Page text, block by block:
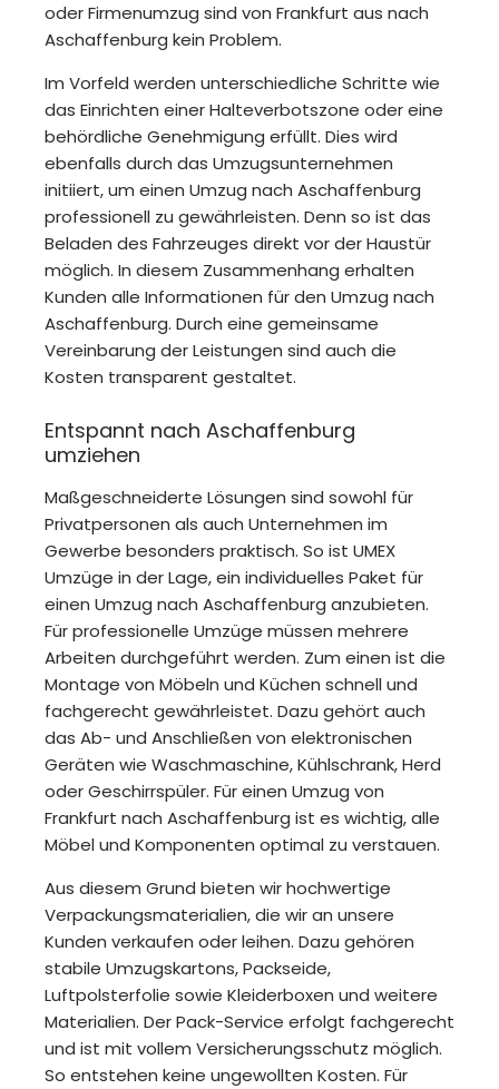
oder Firmenumzug sind von Frankfurt aus nach
Aschaffenburg kein Problem.
Im Vorfeld werden unterschiedliche Schritte wie
das Einrichten einer Halteverbotszone oder eine
behördliche Genehmigung erfüllt. Dies wird
ebenfalls durch das Umzugsunternehmen
initiiert, um einen Umzug nach Aschaffenburg
professionell zu gewährleisten. Denn so ist das
Beladen des Fahrzeuges direkt vor der Haustür
möglich. In diesem Zusammenhang erhalten
Kunden alle Informationen für den Umzug nach
Aschaffenburg. Durch eine gemeinsame
Vereinbarung der Leistungen sind auch die
Kosten transparent gestaltet.
Entspannt nach Aschaffenburg
umziehen
Maßgeschneiderte Lösungen sind sowohl für
Privatpersonen als auch Unternehmen im
Gewerbe besonders praktisch. So ist UMEX
Umzüge in der Lage, ein individuelles Paket für
einen Umzug nach Aschaffenburg anzubieten.
Für professionelle Umzüge müssen mehrere
Arbeiten durchgeführt werden. Zum einen ist die
Montage von Möbeln und Küchen schnell und
fachgerecht gewährleistet. Dazu gehört auch
das Ab- und Anschließen von elektronischen
Geräten wie Waschmaschine, Kühlschrank, Herd
oder Geschirrspüler. Für einen Umzug von
Frankfurt nach Aschaffenburg ist es wichtig, alle
Möbel und Komponenten optimal zu verstauen.
Aus diesem Grund bieten wir hochwertige
Verpackungsmaterialien, die wir an unsere
Kunden verkaufen oder leihen. Dazu gehören
stabile Umzugskartons, Packseide,
Luftpolsterfolie sowie Kleiderboxen und weitere
Materialien. Der Pack-Service erfolgt fachgerecht
und ist mit vollem Versicherungsschutz möglich.
So entstehen keine ungewollten Kosten. Für